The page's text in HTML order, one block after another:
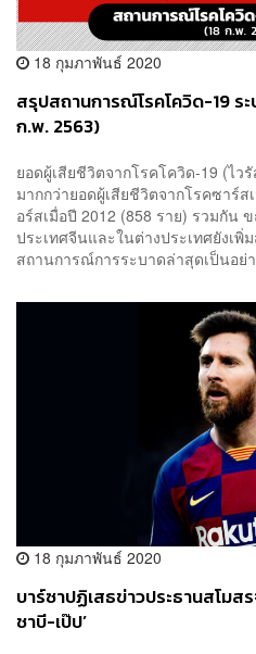
18 กุมภาพันธ์ 2020
สรุปสถานการณ์โรคโควิด-19 ระ
ก.พ. 2563)
ยอดผู้เสียชีวิตจากโรคโควิด-19 (ไ
มากกว่ายอดผู้เสียชีวิตจากโรคซาร์ส
อร์สเมื่อปี 2012 (858 ราย) รวมกัน
ประเทศจีนและในต่างประเทศยังเพิ่
สถานการณ์การระบาดล่าสุดเป็นอย่
18 กุมภาพันธ์ 2020
บาร์ซาปฏิเสธข่าวประธานสโมส
ชาบี-เป๊ป’